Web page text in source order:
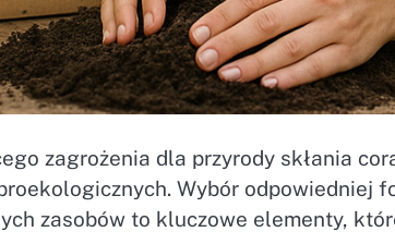
zagrożenia dla przyrody skłania
Wybór odpowiedniej
zasobów to kluczowe elementy,